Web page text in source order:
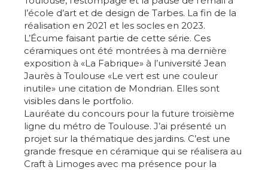
Adresse email*
l’école d’art et de design de Tarbes. La fin de la
réalisation en 2021 et les socles en 2023.
L’Écume faisant partie de cette série. Ces
céramiques ont été montrées à ma dernière
exposition à «La Fabrique» à l’université Jean
Jaurès à Toulouse «Le vert est une couleur
inutile» une citation de Mondrian. Elles sont
visibles dans le portfolio.
Lauréate du concours pour la future troisième
ligne du métro de Toulouse. J’ai présenté un
projet sur la thématique des jardins. C’est une
grande fresque en céramique qui se réalisera au
Craft à Limoges avec ma présence pour la